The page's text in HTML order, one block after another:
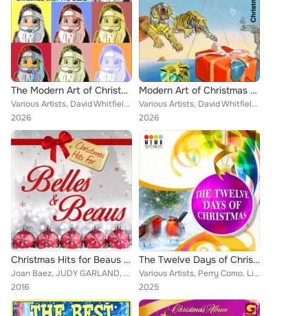
The Modern Art of Christmas: Christmas With The Stars
Various Artists, David Whitfield, Ernest Tubb, Vivek Menzel, Eartha Kitt, Russ Morgan, Dinah Washington, Frankie Lymon, Anoopa A...
2026
Modern Art of Christmas - Christmas Deluxe
Various Artists, David Whitfield, Vivek Menzel, Eartha Kitt, Russ Morgan, Stanley Pinto, Anoopa Anand, Anne Shelton, The Jordana...
2026
Christmas Hits for Beaus & Belles
Joan Baez, JUDY GARLAND, Brenda Lee, Diana Decker, Eve Boswell, Lita Roza, Joan Regan, Margaret Whiting, Ella Fitzgerald, Vera L...
2016
The Twelve Days of Christmas
Various Artists, Perry Como, Lita Roza, Artie Shaw, Guy Lombardo, David Whitfield, Ernest Tubb, Dick Haymes, The Andrews Sisters...
2025